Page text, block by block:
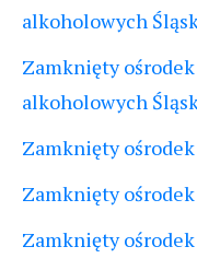
alkoholowych
Zamknięty
alkoholowych
Zamknięty
Zamknięty
Zamknięty